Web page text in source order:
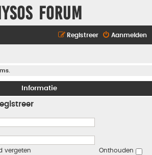
Forum
Aanmelden
Registreer
Informatie
vergeten Onthouden